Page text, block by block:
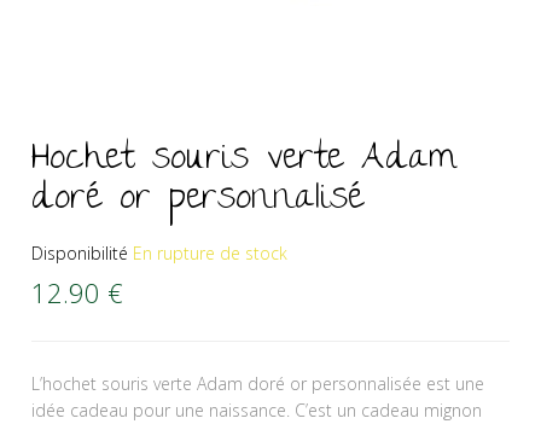
Hochet souris verte Adam
doré or personnalisé
Disponibilité En rupture de stock
12.90 €
L’hochet souris verte Adam doré or personnalisée est une
idée cadeau pour une naissance. C’est un cadeau mignon